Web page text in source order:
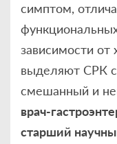
симптом,
зависимости от
выделяют СРК с
смешанный и
врач-
старший